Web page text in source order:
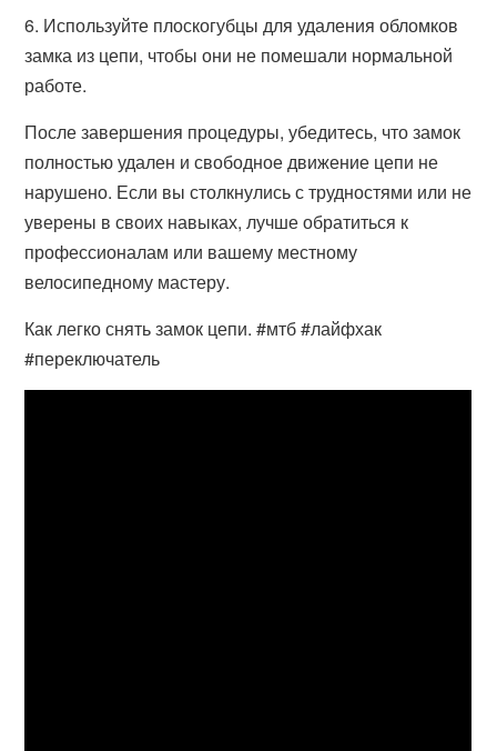
6. Используйте плоскогубцы для удаления обломков
замка из цепи, чтобы они не помешали нормальной
работе.
После завершения процедуры, убедитесь, что замок
полностью удален и свободное движение цепи не
нарушено. Если вы столкнулись с трудностями или не
уверены в своих навыках, лучше обратиться к
профессионалам или вашему местному
велосипедному мастеру.
Как легко снять замок цепи. #мтб #лайфхак
#переключатель